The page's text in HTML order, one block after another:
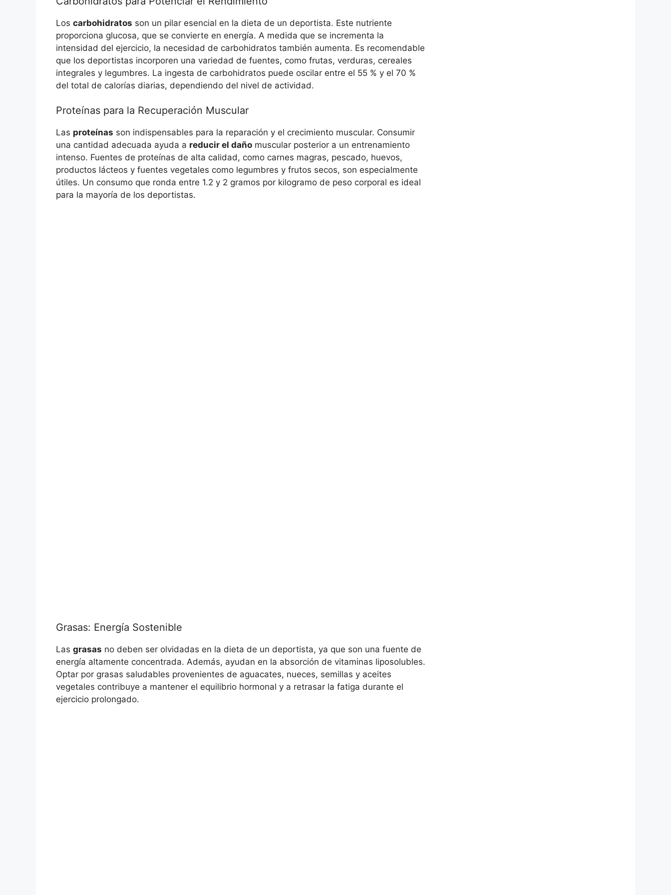
Los carbohidratos son un pilar esencial en la dieta de un deportista. Este nutriente
proporciona glucosa, que se convierte en energía. A medida que se incrementa la
intensidad del ejercicio, la necesidad de carbohidratos también aumenta. Es recomendable
que los deportistas incorporen una variedad de fuentes, como frutas, verduras, cereales
integrales y legumbres. La ingesta de carbohidratos puede oscilar entre el 55 % y el 70 %
del total de calorías diarias, dependiendo del nivel de actividad.
Proteínas para la Recuperación Muscular
Las proteínas son indispensables para la reparación y el crecimiento muscular. Consumir
una cantidad adecuada ayuda a reducir el daño muscular posterior a un entrenamiento
intenso. Fuentes de proteínas de alta calidad, como carnes magras, pescado, huevos,
productos lácteos y fuentes vegetales como legumbres y frutos secos, son especialmente
útiles. Un consumo que ronda entre 1.2 y 2 gramos por kilogramo de peso corporal es ideal
para la mayoría de los deportistas.
Grasas: Energía Sostenible
Las grasas no deben ser olvidadas en la dieta de un deportista, ya que son una fuente de
energía altamente concentrada. Además, ayudan en la absorción de vitaminas liposolubles.
Optar por grasas saludables provenientes de aguacates, nueces, semillas y aceites
vegetales contribuye a mantener el equilibrio hormonal y a retrasar la fatiga durante el
ejercicio prolongado.